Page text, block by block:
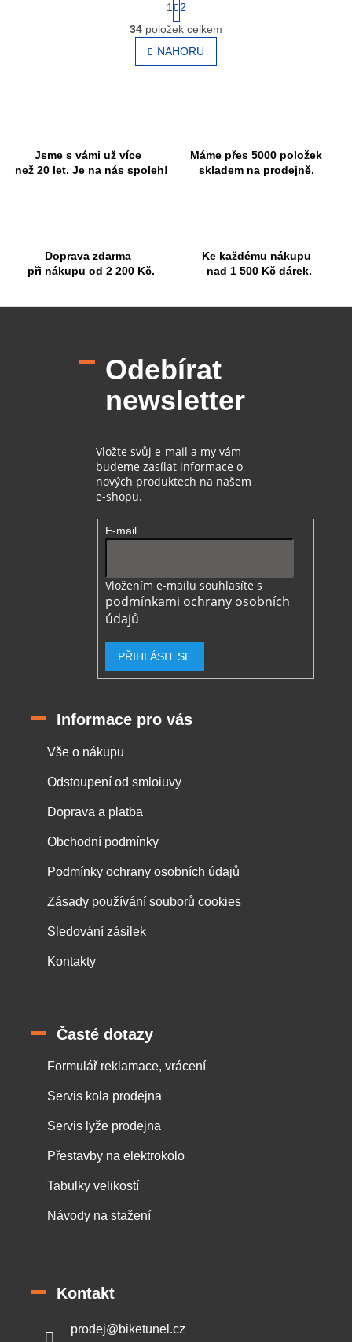
O
v
l
á
t
r
á
n
k
1
2
34 položek celkem
NAHORU
Jsme s vámi už více
než 20 let. Je na nás spoleh!
Máme přes 5000 položek
skladem na prodejně.
Doprava zdarma
při nákupu od 2 200 Kč.
Ke každému nákupu
nad 1 500 Kč dárek.
Odebírat
newsletter
Vložte svůj e-mail a my vám
budeme zasílat informace o
nových produktech na našem
e-shopu.
E-mail
Vložením e-mailu souhlasíte s
podmínkami ochrany osobních
údajů
PŘIHLÁSIT SE
Informace pro vás
Vše o nákupu
Odstoupení od smloiuvy
Doprava a platba
Obchodní podmínky
Podmínky ochrany osobních údajů
Zásady používání souborů cookies
Sledování zásilek
Kontakty
Časté dotazy
Formulář reklamace, vrácení
Servis kola prodejna
Servis lyže prodejna
Přestavby na elektrokolo
Tabulky velikostí
Návody na stažení
Kontakt
prodej@biketunel.cz